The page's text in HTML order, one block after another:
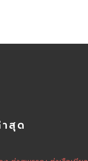
สุด